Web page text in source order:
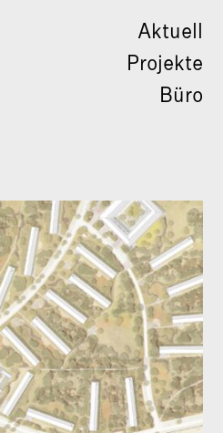
Aktuell
Projekte
Büro